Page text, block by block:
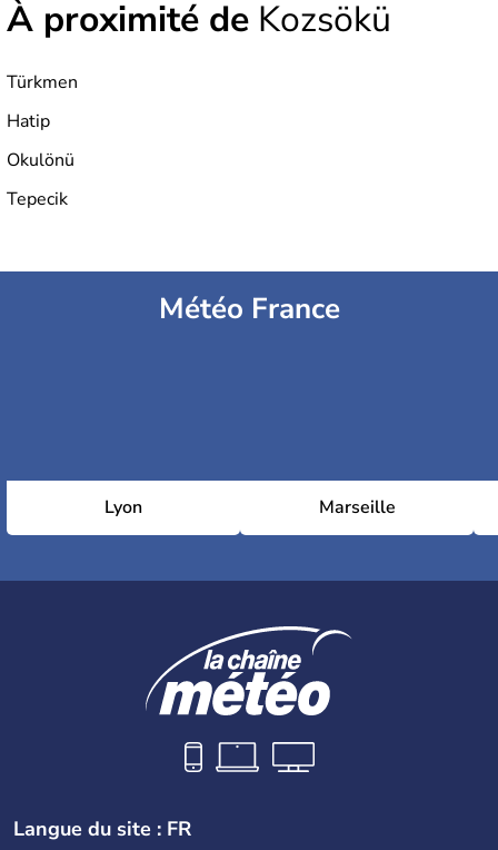
À proximité de Kozsökü
Türkmen
Hatip
Okulönü
Tepecik
Météo France
Lyon Marseille
Langue du site : FR